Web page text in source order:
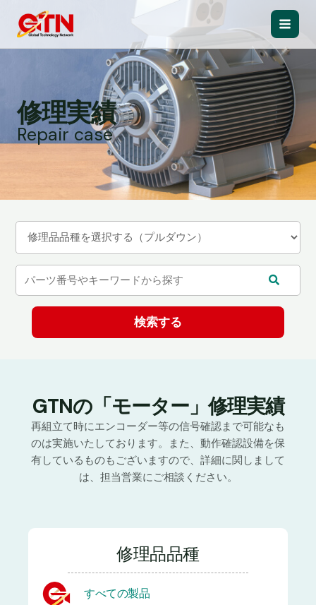
Main
修理実績
Repair case
GTNの「モーター」修理実績
再組立て時にエンコーダー等の信号確認まで可能なも
のは実施いたしております。また、動作確認設備を保
有しているものもございますので、詳細に関しまして
は、担当営業にご相談ください。
修理品品種
すべての製品